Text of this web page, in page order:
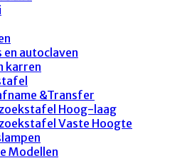
autoclaven
karren
&Transfer
Hoog-laag
Vaste Hoogte
Modellen